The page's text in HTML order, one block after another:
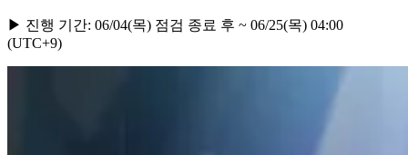
▶ 진행 기간: 06/04(목) 점검 종료 후 ~ 06/25(목) 04:00
(UTC+9)